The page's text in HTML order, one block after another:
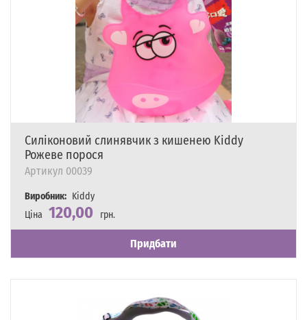
Силіконовий слинявчик з кишенею Kiddy
Рожеве порося
Артикул 00039
Виробник: Kiddy
Ціна 120,00
грн.
Наявність
Є в наявності
Придбати